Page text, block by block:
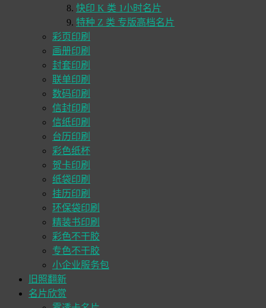
快印 K 类 1小时名片
特种 Z 类 专版高档名片
彩页印刷
画册印刷
封套印刷
联单印刷
数码印刷
信封印刷
信纸印刷
台历印刷
彩色纸杯
贺卡印刷
纸袋印刷
挂历印刷
环保袋印刷
精装书印刷
彩色不干胶
专色不干胶
小企业服务包
旧照翻新
名片欣赏